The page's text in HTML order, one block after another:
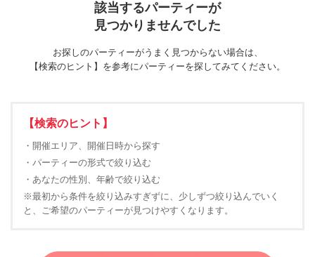
該当するパーティーが
見つかりませんでした
お探しのパーティーがうまく見つからない場合は、
【検索のヒント】を参考にパーティーを探してみてください。
【検索のヒント】
・開催エリア、開催日時から探す
・パーティーの形式で絞り込む
・あなたの性別、年齢で絞り込む
※最初から条件を絞り込みすぎずに、少しずつ絞り込んでいく
と、ご希望のパーティーが見つけやすくなります。